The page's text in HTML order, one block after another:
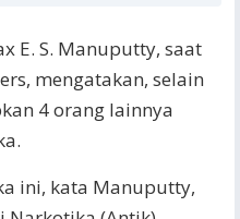
E. S. Manuputty, saat
mengatakan, selain
4 orang lainnya
ini, kata Manuputty,